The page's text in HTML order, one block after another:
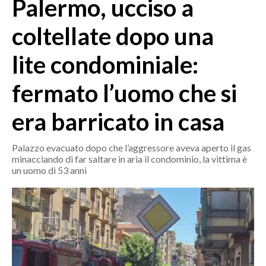
MEDIO CAMPIDANO
SASSARI E PROVINCIA
GALLURA
NUORO E PROVINCIA
OGLIASTRA
ITALIA
POLITICA
ECONOMIA
SERVIZI ALLE IMPRESE
Palermo, ucciso a
coltellate dopo una
lite condominiale:
fermato l’uomo che si
era barricato in casa
Palazzo evacuato dopo che l’aggressore aveva aperto il gas
minacciando di far saltare in aria il condominio, la vittima è
un uomo di 53 anni